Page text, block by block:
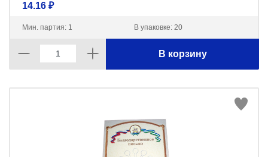
14.16 ₽
Мин. партия: 1 В упаковке: 20
В корзину